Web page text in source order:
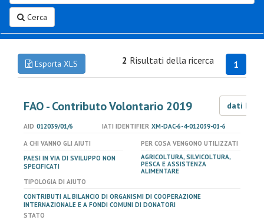
Cerca
Esporta XLS 1
2 Risultati della ricerca
FAO - Contributo Volontario 2019 dati LOD
AID 012039/01/6 IATI IDENTIFIER XM-DAC-6-4-012039-01-6
A CHI VANNO GLI AIUTI
PAESI IN VIA DI SVILUPPO NON
SPECIFICATI
PER COSA VENGONO UTILIZZATI
AGRICOLTURA, SILVICOLTURA,
PESCA E ASSISTENZA
ALIMENTARE
TIPOLOGIA DI AIUTO
CONTRIBUTI AL BILANCIO DI ORGANISMI DI COOPERAZIONE
INTERNAZIONALE E A FONDI COMUNI DI DONATORI
STATO